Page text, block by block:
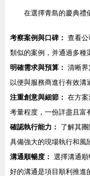
在選擇青島的慶典禮
考察案例與口碑： 查看
類似的案例，并通過多種
明確需求與預算： 清晰界
以便與服務商進行有效溝
注重創意與細節： 在方
考量程度，一份詳盡且富
確認執行能力：
了解其
具備強大的現場執行和風
溝通順暢度： 選擇溝通
好的溝通是項目順利推進